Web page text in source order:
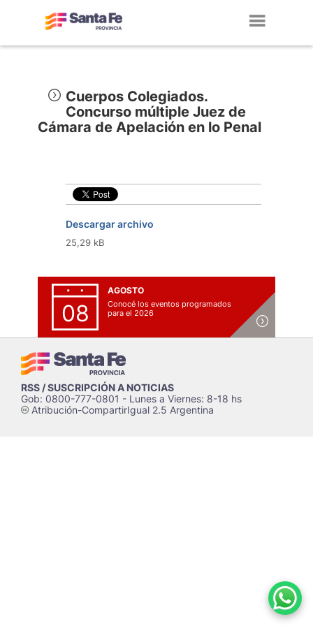
Cuerpos Colegiados.
Concurso múltiple Juez de
Cámara de Apelación en lo Penal
Descargar archivo
25,29 kB
08
AGOSTO
Conocé los eventos programados
para el 2026
RSS / SUSCRIPCIÓN A NOTICIAS
Gob: 0800-777-0801 - Lunes a Viernes: 8-18 hs
cAtribución-CompartirIgual 2.5 Argentina